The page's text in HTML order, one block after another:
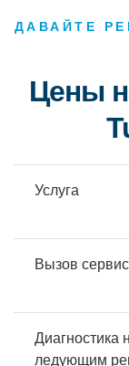
ДАВАЙТЕ
Цены
Услуга
Вызов
Диагностика
ледующим